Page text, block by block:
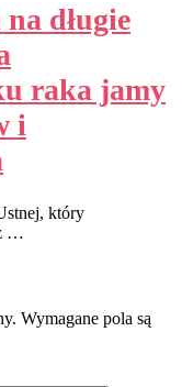
długie
raka jamy
i
który
…
Wymagane pola są